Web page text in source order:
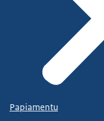
Papiamentu